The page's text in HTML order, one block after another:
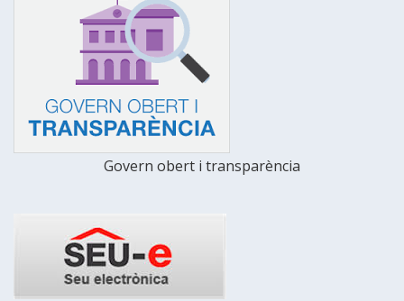
Govern obert i transparència